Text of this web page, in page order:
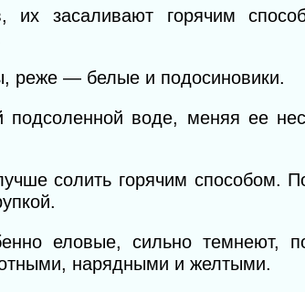
их засаливают горячим
реже — белые и подосиновики.
воде, меняя ее
солить горячим способом.
еловые, сильно темнеют,
нарядными и желтыми.